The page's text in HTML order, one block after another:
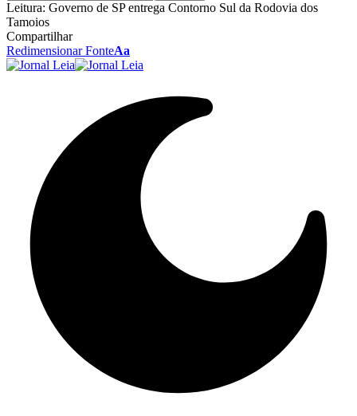
Leitura: Governo de SP entrega Contorno Sul da Rodovia dos
Tamoios
Compartilhar
Redimensionar FonteAa